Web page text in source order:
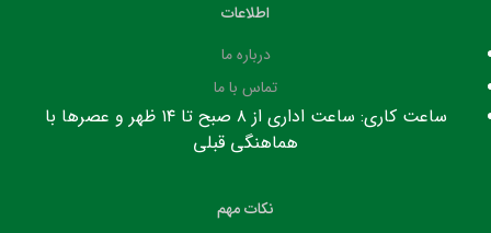
اطلاعات
درباره ما
تماس با ما
ساعت کاری: ساعت اداری از ۸ صبح تا ۱۴ ظهر و عصرها با
هماهنگی قبلی
نکات مهم